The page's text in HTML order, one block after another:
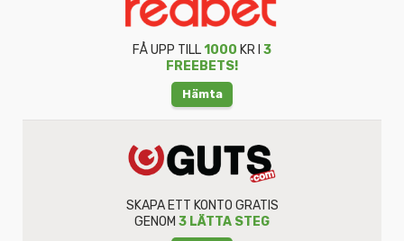
FÅ UPP TILL1000 KR I 3
FREEBETS!
Hämta
SKAPA ETT KONTO GRATIS
GENOM 3 LÄTTA STEG